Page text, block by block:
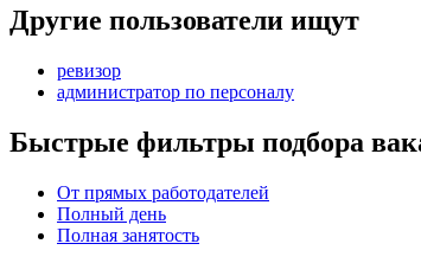
Другие пользователи ищут
ревизор
администратор по персоналу
Быстрые фильтры подбора
От прямых работодателей
Полный день
Полная занятость